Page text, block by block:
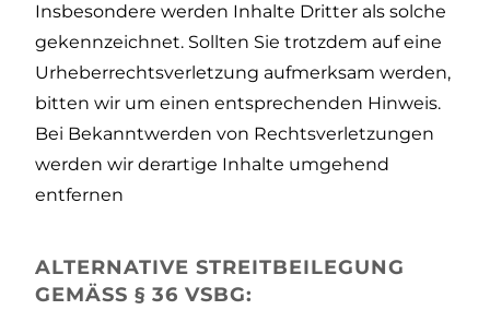
Insbesondere werden Inhalte Dritter als solche
gekennzeichnet. Sollten Sie trotzdem auf eine
Urheberrechtsverletzung aufmerksam werden,
bitten wir um einen entsprechenden Hinweis.
Bei Bekanntwerden von Rechtsverletzungen
werden wir derartige Inhalte umgehend
entfernen
ALTERNATIVE STREITBEILEGUNG
GEMÄSS § 36 VSBG: